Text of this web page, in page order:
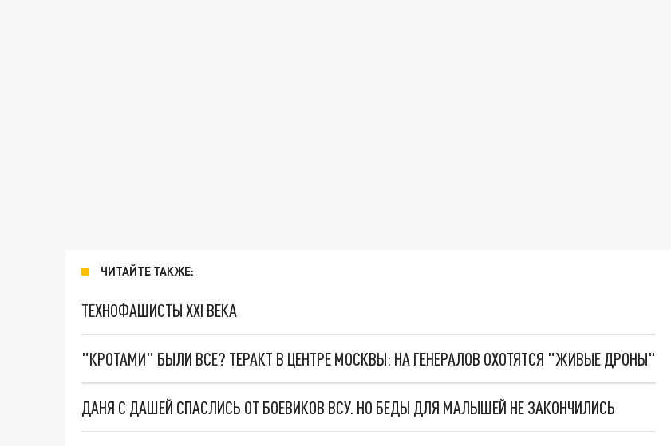
ЧИТАЙТЕ ТАКЖЕ:
ТЕХНОФАШИСТЫ XXI ВЕКА
"КРОТАМИ" БЫЛИ ВСЕ? ТЕРАКТ В ЦЕНТРЕ МОСКВЫ: НА ГЕНЕРАЛОВ ОХОТЯТСЯ "ЖИВЫЕ ДРОНЫ"
ДАНЯ С ДАШЕЙ СПАСЛИСЬ ОТ БОЕВИКОВ ВСУ. НО БЕДЫ ДЛЯ МАЛЫШЕЙ НЕ ЗАКОНЧИЛИСЬ